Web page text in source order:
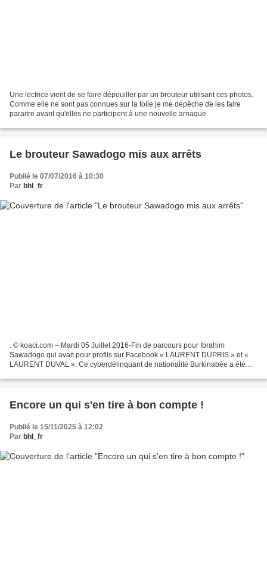
Une lectrice vient de se faire dépouiller par un brouteur utilisant ces photos.
Comme elle ne sont pas connues sur la toile je me dépêche de les faire
paraitre avant qu'elles ne participent à une nouvelle arnaque.
Le brouteur Sawadogo mis aux arrêts
Publié le 07/07/2016 à 10:30
Par bhl_fr
. © koaci.com – Mardi 05 Juillet 2016-Fin de parcours pour Ibrahim
Sawadogo qui avait pour profils sur Facebook « LAURENT DUPRIS » et «
LAURENT DUVAL ». Ce cyberdélinquant de nationalité Burkinabée a été
Encore un qui s'en tire à bon compte !
Publié le 15/11/2025 à 12:02
Par bhl_fr